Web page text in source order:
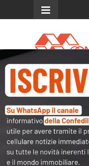
Menu
Chiave di ricerca